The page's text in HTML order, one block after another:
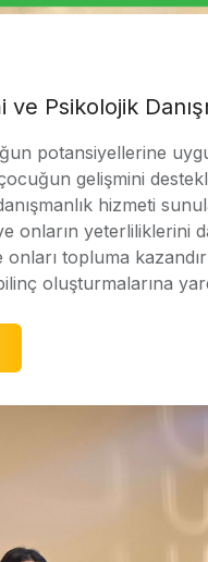
ve Psikolojik
potansiyellerine
gelişmini
hizmeti
onların yeterliliklerini
onları topluma
oluşturmalarına